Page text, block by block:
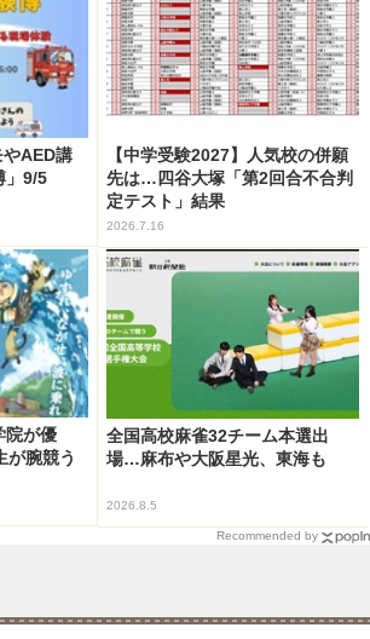
AED講
」9/5
【中学受験2027】人気校の併願
先は…四谷大塚「第2回合不合判
定テスト」結果
2026.7.16
院が優
腕競う
全国高校麻雀32チーム本選出
場…麻布や大阪星光、東海も
2026.8.5
Recommended by